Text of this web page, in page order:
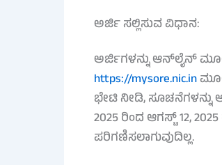
ಅರ್ಜಿ ಸಲ್ಲಿಸುವ ವಿಧಾನ:
ಅರ್ಜಿಗಳನ್ನು ಆನ್‌ಲೈನ್
https://mysore.nic.in
ಭೇಟಿ ನೀಡಿ, ಸೂಚನೆಗಳನ್ನು
2025 ರಿಂದ ಆಗಸ್ಟ್ 12,
ಪರಿಗಣಿಸಲಾಗುವುದಿಲ್ಲ.